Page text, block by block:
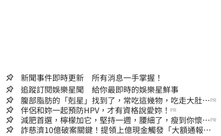
新聞事件即時更新 所有消息一手掌握！
追蹤訂閱娛樂星聞 給你最即時的娛樂星鮮事
腹部脂肪的「剋星」找到了，常吃這幾物，吃走大肚
囊，瘦出小蠻腰
PR
伴侶和妳一起預防HPV，才有資格說愛妳！ PR
減肥首選，檸檬加它，堅持一週，腰細了，瘦到你懷疑
人生
PR
詐慈濟10億破案關鍵！提領上億現金觸發「大額通報」